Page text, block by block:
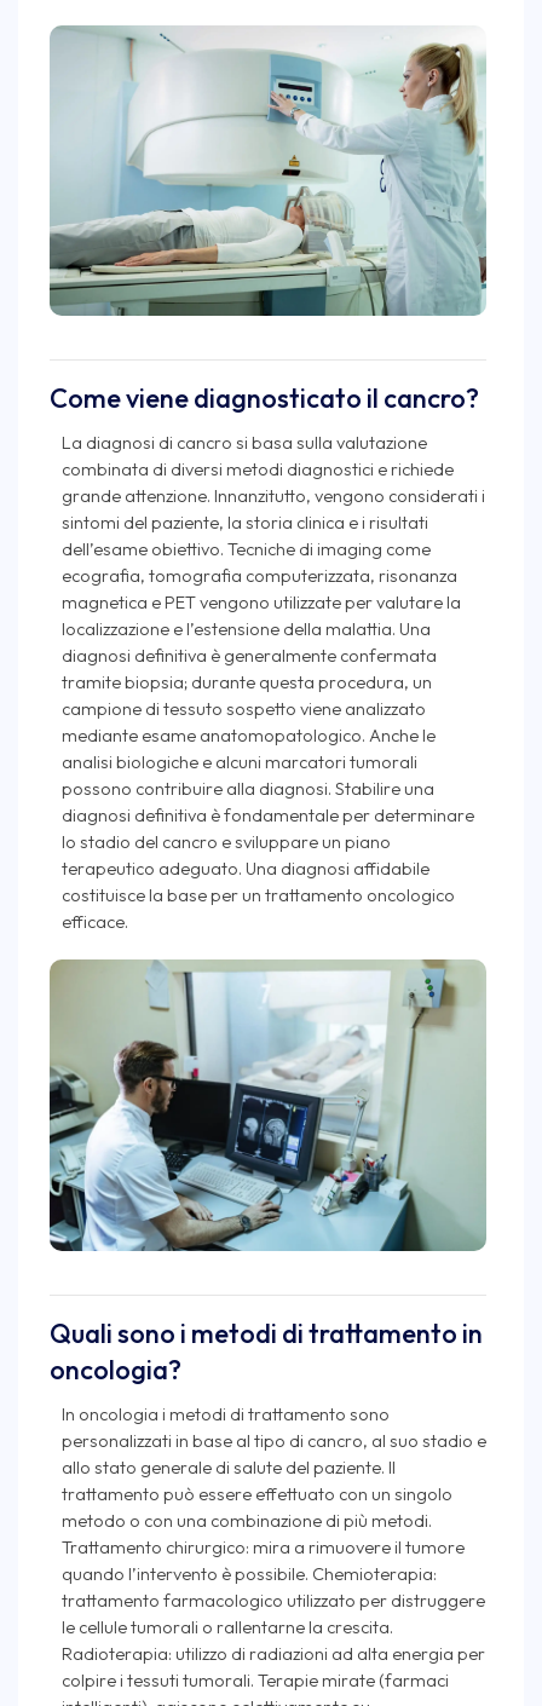
Come viene diagnosticato il cancro?
La diagnosi di cancro si basa sulla valutazione
combinata di diversi metodi diagnostici e richiede
grande attenzione. Innanzitutto, vengono considerati i
sintomi del paziente, la storia clinica e i risultati
dell’esame obiettivo. Tecniche di imaging come
ecografia, tomografia computerizzata, risonanza
magnetica e PET vengono utilizzate per valutare la
localizzazione e l’estensione della malattia. Una
diagnosi definitiva è generalmente confermata
tramite biopsia; durante questa procedura, un
campione di tessuto sospetto viene analizzato
mediante esame anatomopatologico. Anche le
analisi biologiche e alcuni marcatori tumorali
possono contribuire alla diagnosi. Stabilire una
diagnosi definitiva è fondamentale per determinare
lo stadio del cancro e sviluppare un piano
terapeutico adeguato. Una diagnosi affidabile
costituisce la base per un trattamento oncologico
efficace.
Quali sono i metodi di trattamento in
oncologia?
In oncologia i metodi di trattamento sono
personalizzati in base al tipo di cancro, al suo stadio e
allo stato generale di salute del paziente. Il
trattamento può essere effettuato con un singolo
metodo o con una combinazione di più metodi.
Trattamento chirurgico: mira a rimuovere il tumore
quando l’intervento è possibile. Chemioterapia:
trattamento farmacologico utilizzato per distruggere
le cellule tumorali o rallentarne la crescita.
Radioterapia: utilizzo di radiazioni ad alta energia per
colpire i tessuti tumorali. Terapie mirate (farmaci